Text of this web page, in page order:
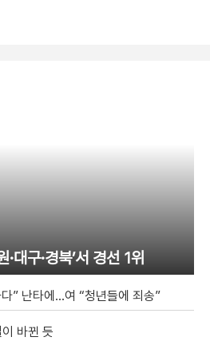
대구·경북’서 경선 1위
다” 난타에…여 “청년들에 죄송”
바뀐 듯